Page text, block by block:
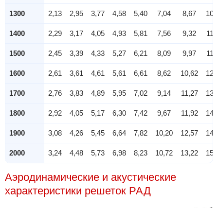
1300 2,13 2,95 3,77 4,58 5,40 7,04 8,67
1400 2,29 3,17 4,05 4,93 5,81 7,56 9,32
1500 2,45 3,39 4,33 5,27 6,21 8,09 9,97
1600 2,61 3,61 4,61 5,61 6,61 8,62 10,62
1700 2,76 3,83 4,89 5,95 7,02 9,14 11,27
1800 2,92 4,05 5,17 6,30 7,42 9,67 11,92
1900 3,08 4,26 5,45 6,64 7,82 10,20 12,57
2000 3,24 4,48 5,73 6,98 8,23 10,72 13,22
Аэродинамические и акустические
характеристики решеток РАД